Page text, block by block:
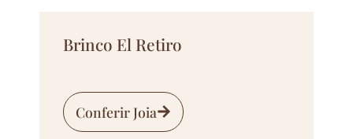
Brinco El Retiro
Conferir Joia